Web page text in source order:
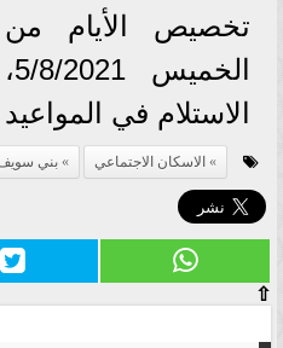
الاستلام في
الاسكان الاجتماعي بني سويف
⇧